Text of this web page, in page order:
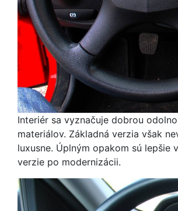
Interiér sa vyznačuje dobrou
materiálov. Základná verzia však
luxusne. Úplným opakom sú lepšie
verzie po modernizácii.